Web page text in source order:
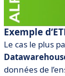
Exemple
Le cas le plus
données de